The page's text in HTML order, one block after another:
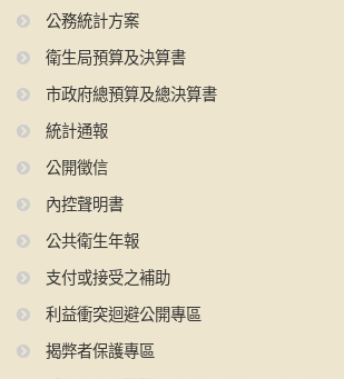
公務統計方案
衛生局預算及決算書
市政府總預算及總決算書
統計通報
公開徵信
內控聲明書
公共衛生年報
支付或接受之補助
利益衝突迴避公開專區
揭弊者保護專區